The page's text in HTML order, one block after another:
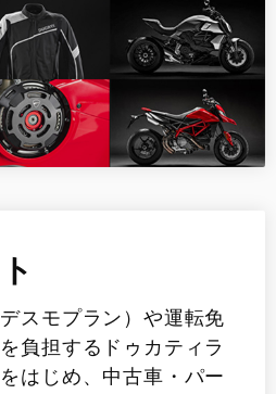
スモプラン）や運転免
負担するドゥカティラ
はじめ、中古車・パー